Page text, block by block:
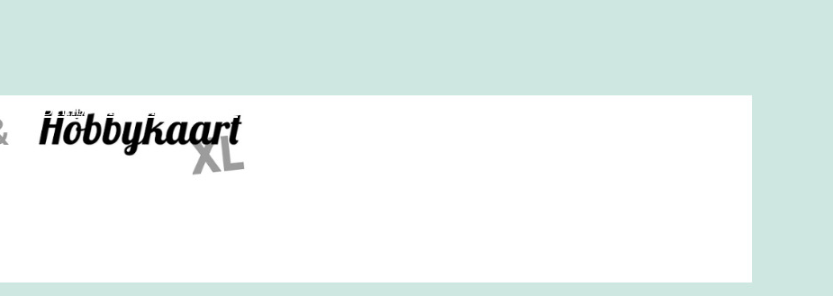
Demo Archief